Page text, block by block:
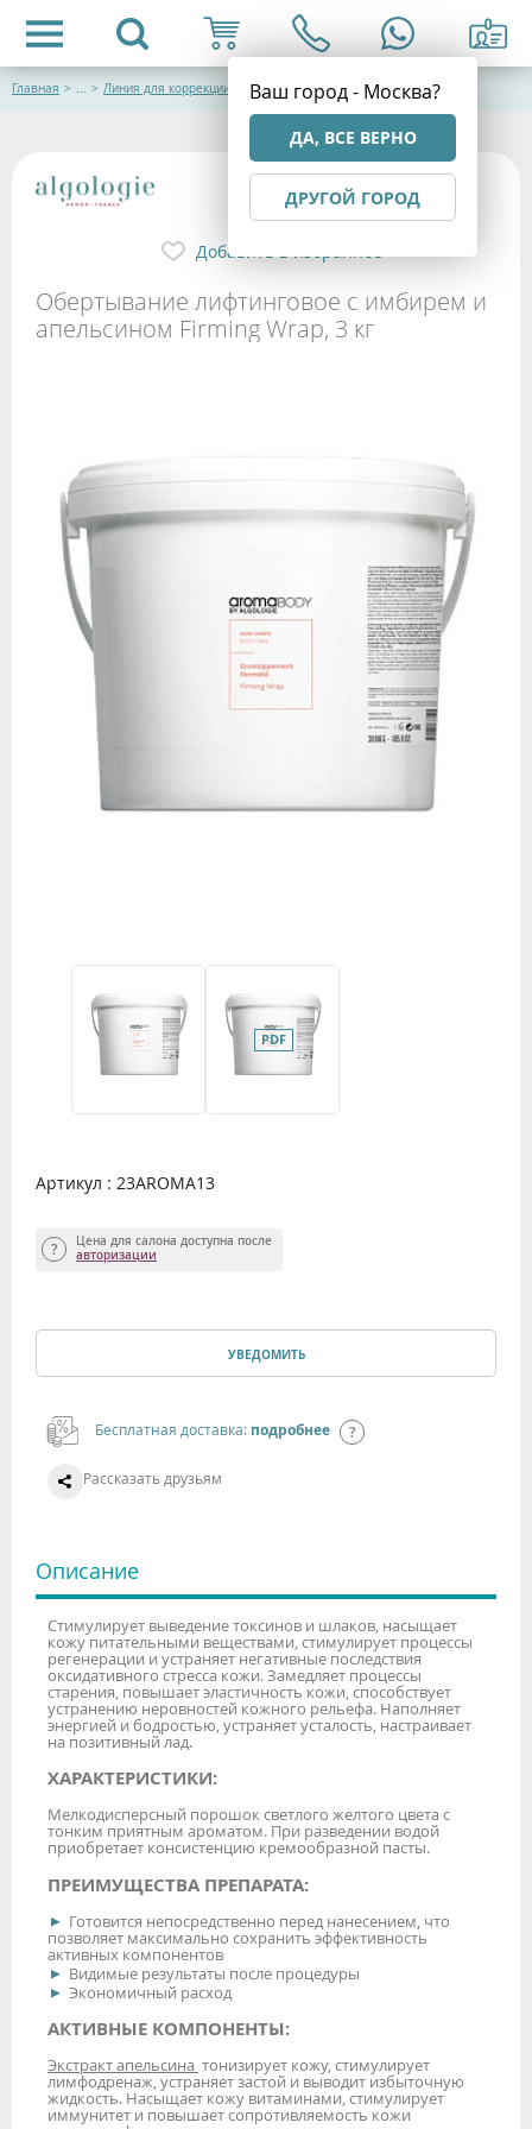
Ваш город - Москва?
ДА, ВСЕ ВЕРНО
ДРУГОЙ ГОРОД
Главная > ... > Линия для коррекции фигуры "Aromabody"
Обертывание лифтинговое с имбирем и
апельсином Firming Wrap, 3 кг
Добавить в избранное
Артикул : 23AROMA13
Цена для салона доступна после
авторизации
УВЕДОМИТЬ
Бесплатная доставка: подробнее
Рассказать друзьям
Описание
Стимулирует выведение токсинов и шлаков, насыщает
кожу питательными веществами, стимулирует процессы
регенерации и устраняет негативные последствия
оксидативного стресса кожи. Замедляет процессы
старения, повышает эластичность кожи, способствует
устранению неровностей кожного рельефа. Наполняет
энергией и бодростью, устраняет усталость, настраивает
на позитивный лад.
ХАРАКТЕРИСТИКИ:
Мелкодисперсный порошок светлого желтого цвета с
тонким приятным ароматом. При разведении водой
приобретает консистенцию кремообразной пасты.
ПРЕИМУЩЕСТВА ПРЕПАРАТА:
Готовится непосредственно перед нанесением, что
позволяет максимально сохранить эффективность
активных компонентов
Видимые результаты после процедуры
Экономичный расход
АКТИВНЫЕ КОМПОНЕНТЫ:
Экстракт апельсина тонизирует кожу, стимулирует
лимфодренаж, устраняет застой и выводит избыточную
жидкость. Насыщает кожу витаминами, стимулирует
иммунитет и повышает сопротивляемость кожи